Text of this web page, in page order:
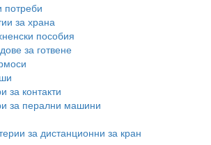
за храна
пособия
за готвене
за контакти
за перални машини
за дистанционни за кран